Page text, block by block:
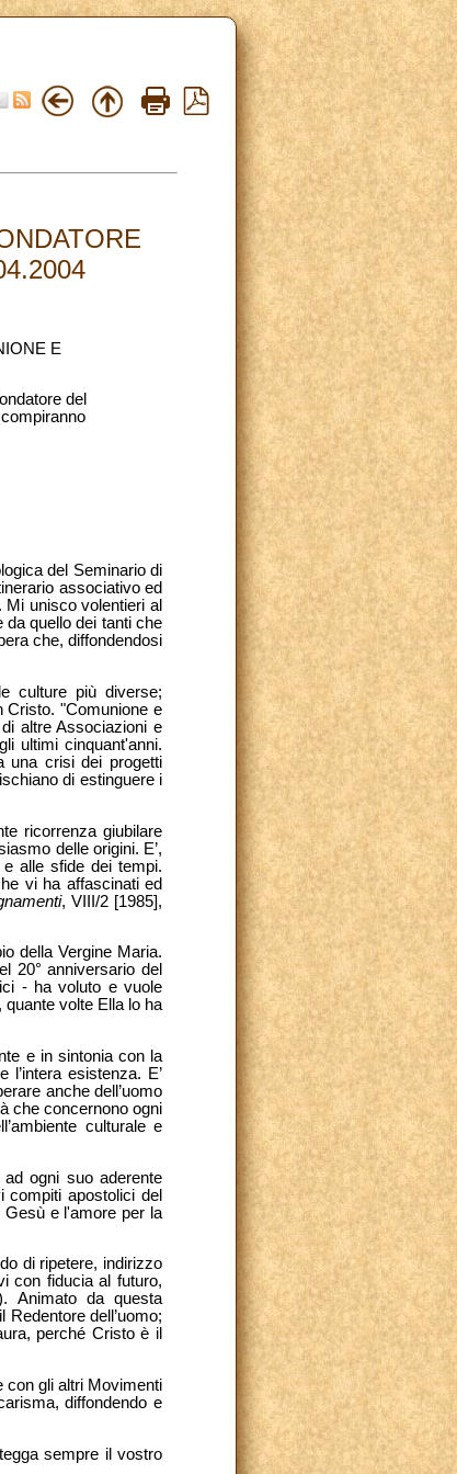
E
del
del Seminario di
associativo ed
unisco volentieri al
quello dei tanti che
che, diffondendosi
culture più diverse;
Cristo. "Comunione e
altre Associazioni e
ultimi cinquant'anni.
una crisi dei progetti
di estinguere i
ricorrenza giubilare
delle origini. E’,
alle sfide dei tempi.
vi ha affascinati ed
, VIII/2 [1985],
della Vergine Maria.
20° anniversario del
- ha voluto e vuole
volte Ella lo ha
e in sintonia con la
esistenza. E’
anche dell’uomo
che concernono ogni
culturale e
ogni suo aderente
compiti apostolici del
Gesù e l'amore per la
di ripetere, indirizzo
con fiducia al futuro,
Animato da questa
dell’uomo;
perché Cristo è il
con gli altri Movimenti
diffondendo e
sempre il vostro